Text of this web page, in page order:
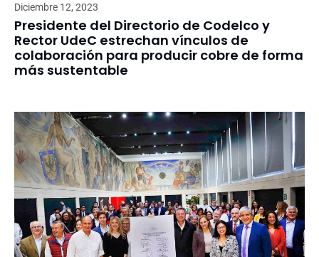
Diciembre 12, 2023
Presidente del Directorio de Codelco y
Rector UdeC estrechan vínculos de
colaboración para producir cobre de forma
más sustentable